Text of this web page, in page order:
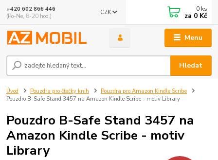
Menu
CZK
Hledat
+420 602 866 446
(Po-Ne, 8-20 hod.)
0 ks
za 0 Kč
Úvod Pouzdra pro čtečky knih
Pouzdra pro Amazon Kindle Scribe
Pouzdro B-Safe Stand 3457 na Amazon Kindle Scribe - motiv Library
Pouzdro B-Safe Stand 3457 na
Amazon Kindle Scribe - motiv
Library